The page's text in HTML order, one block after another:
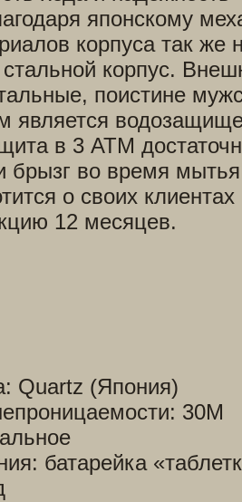
японскому
корпуса так же
корпус.
поистине
является
в 3 ATM
брызг во время
о своих
12 месяцев.
Quartz (Япония)
30М
батарейка